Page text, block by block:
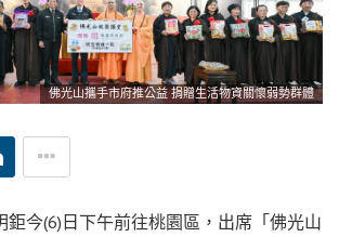
佛光山攜手市府推公益 捐贈生活物資關懷弱勢群體
鉅今(6)日下午前往桃園區，出席「佛光山